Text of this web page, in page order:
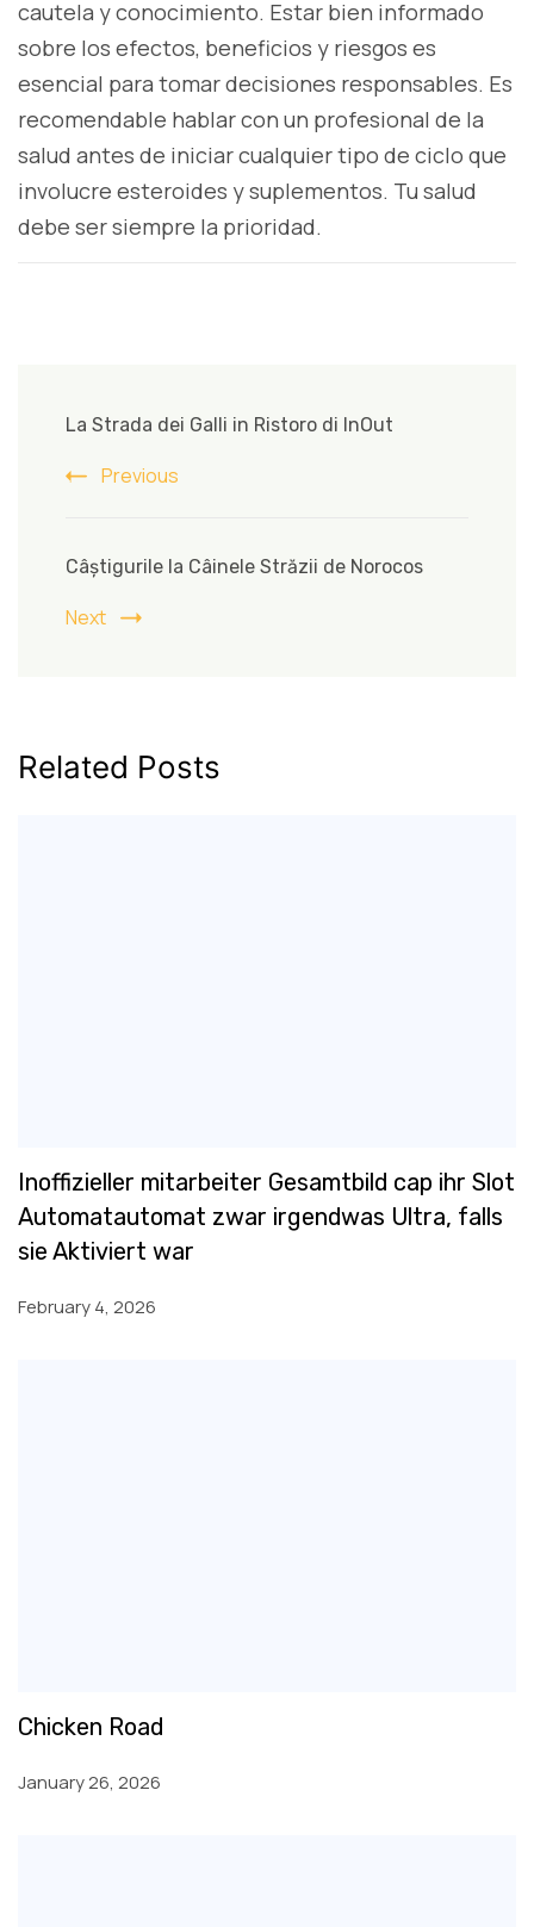
cautela y conocimiento. Estar bien informado
sobre los efectos, beneficios y riesgos es
esencial para tomar decisiones responsables. Es
recomendable hablar con un profesional de la
salud antes de iniciar cualquier tipo de ciclo que
involucre esteroides y suplementos. Tu salud
debe ser siempre la prioridad.
Navigation
La Strada dei Galli in Ristoro di InOut
Previous
Câștigurile la Câinele Străzii de Norocos
Next
Related Posts
Inoffizieller mitarbeiter Gesamtbild cap ihr Slot
Automatautomat zwar irgendwas Ultra, falls
sie Aktiviert war
February 4, 2026
Chicken Road
January 26, 2026